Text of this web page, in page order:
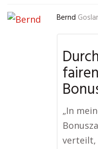
Bernd Goslar
fairen
„In
verteilt,